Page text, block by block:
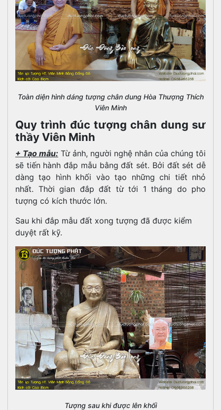
Toàn diện hình dáng tượng chân dung Hòa Thượng Thích
Viên Minh
Quy trình đúc tượng chân dung sư
thầy Viên Minh
+ Tạo mẫu: Từ ảnh, người nghệ nhân của chúng tôi
sẽ tiến hành đắp mẫu bằng đất sét. Bởi đất sét dễ
dàng tạo hình khối vào tạo những chi tiết nhỏ
nhất. Thời gian đắp đất từ tới 1 tháng do pho
tượng có kích thước lớn.
Sau khi đắp mẫu đất xong tượng đã được kiểm
duyệt rất kỹ.
Tượng sau khi được lên khối